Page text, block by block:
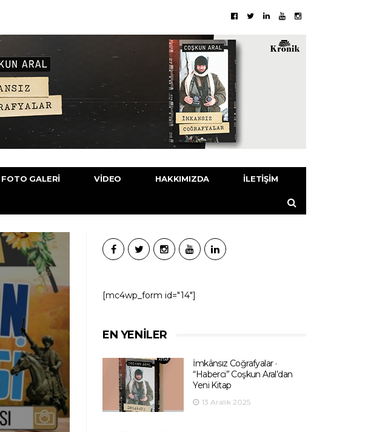
FOTO GALERI VIDEO HAKKIMIZDA İLETIŞIM
[mc4wp_form id="14"]
EN YENILER
İmkânsız Coğrafyalar ·
“Haberci” Coşkun Aral’dan
Yeni Kitap
13 Aralık 2025